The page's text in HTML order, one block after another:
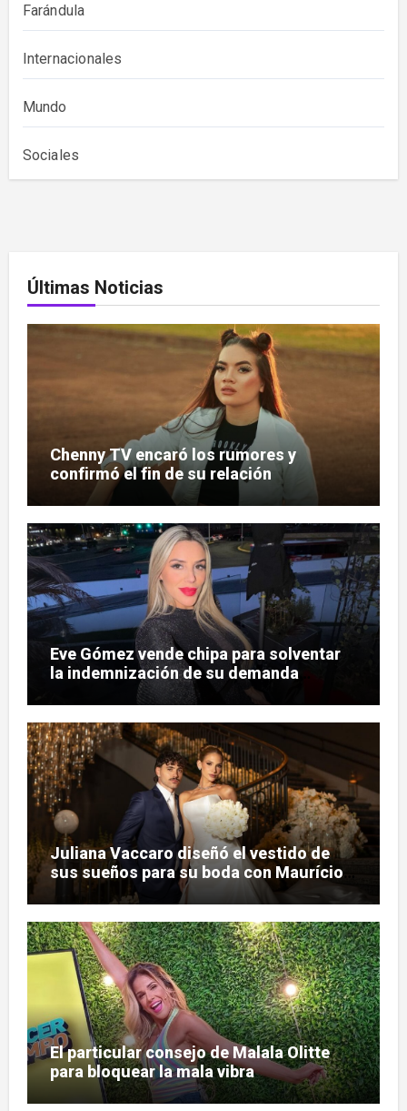
Farándula
Internacionales
Mundo
Sociales
Últimas Noticias
Chenny TV encaró los rumores y
confirmó el fin de su relación
Eve Gómez vende chipa para solventar
la indemnización de su demanda
Juliana Vaccaro diseñó el vestido de
sus sueños para su boda con Maurício
Prado
El particular consejo de Malala Olitte
para bloquear la mala vibra